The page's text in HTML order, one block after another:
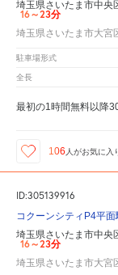
埼玉県さいたま市中央
16～23分
埼玉県さいたま市大宮
駐車場形式
全長
最初の1時間無料以降
106 人がお気に入
ID:305139916
コクーンシティP4平
埼玉県さいたま市中央
16～23分
埼玉県さいたま市大宮